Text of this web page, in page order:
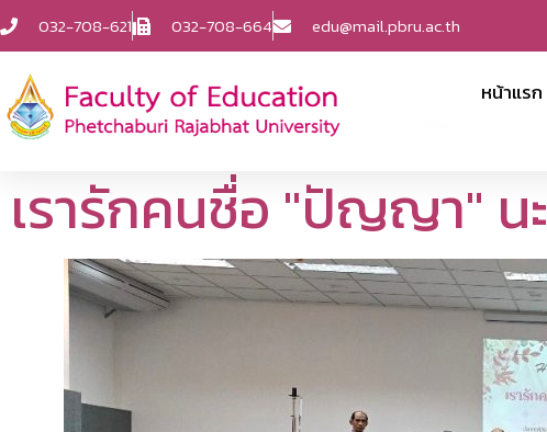
032-708-621 032-708-664 edu@mail.pbru.ac.th
หน้าแรก
เรารักคนชื่อ "ปัญญา" นะ